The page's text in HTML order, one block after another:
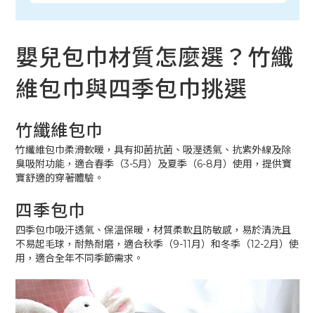
嬰兒包巾材質怎麼選？竹纖
維包巾與四季包巾挑選
竹纖維包巾
竹纖維包巾柔滑軟暖，具有抑菌抗菌、吸溼透氣、抗紫外線及除
臭吸附功能，適合春季（3-5月）及夏季（6-8月）使用，提供寶
寶舒適的穿著體驗。
四季包巾
四季包巾吸汗透氣、保溫保暖，材質柔軟且防敏感，易於清洗且
不易起毛球，耐熱耐磨，適合秋季（9-11月）和冬季（12-2月）使
用，適合全年不同季節需求。